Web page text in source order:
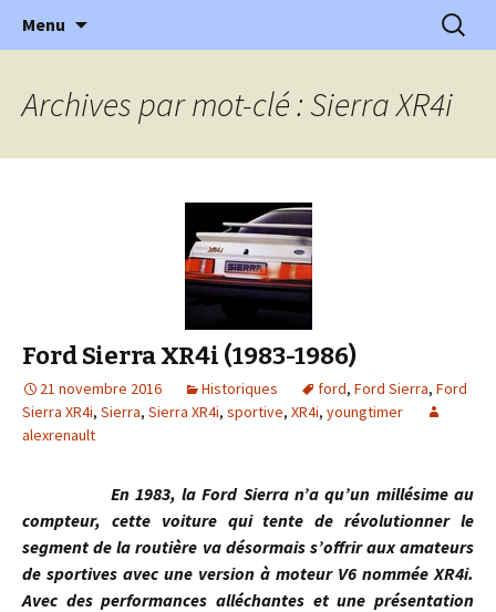
l'Automobile Ancienne
l'automobile ancienne : articles, historiques
…
Menu
Archives par mot-clé : Sierra XR4i
Ford Sierra XR4i (1983-1986)
21 novembre 2016 Historiques ford, Ford Sierra, Ford
Sierra XR4i, Sierra, Sierra XR4i, sportive, XR4i, youngtimer
alexrenault
En 1983, la Ford Sierra n’a qu’un millésime au
compteur, cette voiture qui tente de révolutionner le
segment de la routière va désormais s’offrir aux amateurs
de sportives avec une version à moteur V6 nommée XR4i.
Avec des performances alléchantes et une présentation